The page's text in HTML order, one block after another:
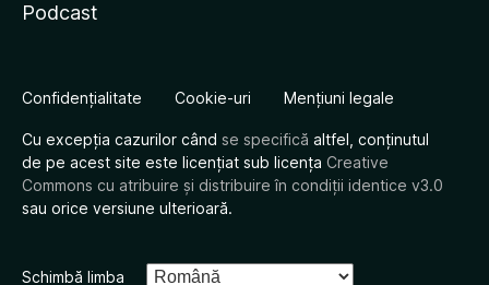
Podcast
Confidențialitate Cookie-uri Mențiuni legale
Cu excepția cazurilor când se specifică altfel, conținutul
de pe acest site este licențiat sub licența Creative
Commons cu atribuire și distribuire în condiții identice v3.0
sau orice versiune ulterioară.
Schimbă limba